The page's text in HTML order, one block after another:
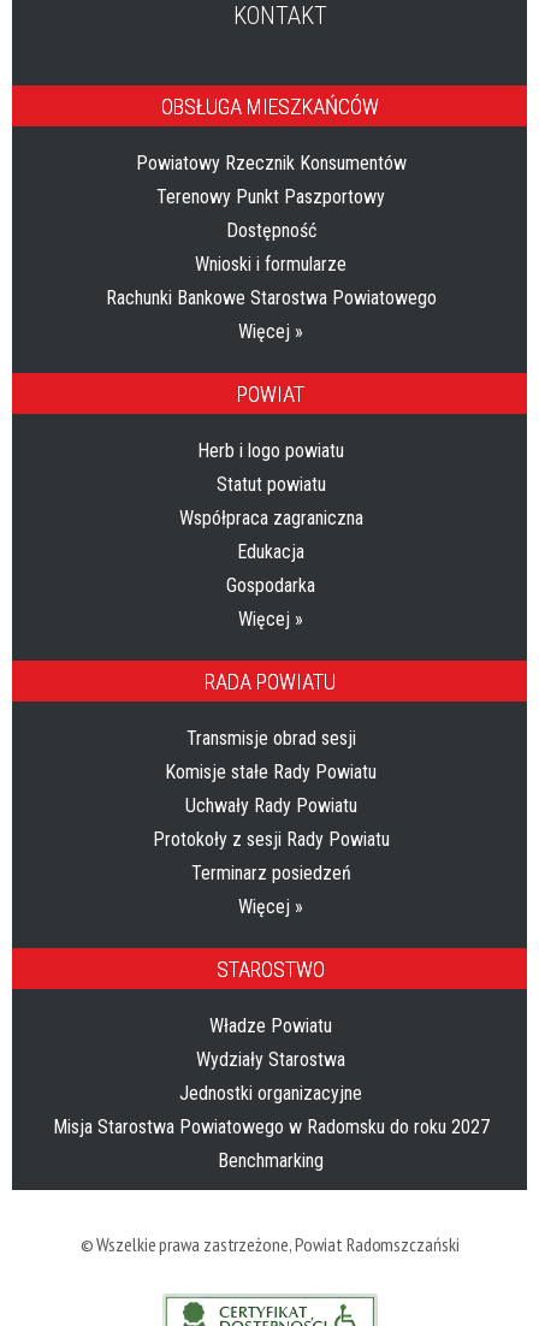
KONTAKT
OBSŁUGA MIESZKAŃCÓW
Powiatowy Rzecznik Konsumentów
Terenowy Punkt Paszportowy
Dostępność
Wnioski i formularze
Rachunki Bankowe Starostwa Powiatowego
Więcej »
POWIAT
Herb i logo powiatu
Statut powiatu
Współpraca zagraniczna
Edukacja
Gospodarka
Więcej »
RADA POWIATU
Transmisje obrad sesji
Komisje stałe Rady Powiatu
Uchwały Rady Powiatu
Protokoły z sesji Rady Powiatu
Terminarz posiedzeń
Więcej »
STAROSTWO
Władze Powiatu
Wydziały Starostwa
Jednostki organizacyjne
Misja Starostwa Powiatowego w Radomsku do roku 2027
Benchmarking
© Wszelkie prawa zastrzeżone,Powiat Radomszczański